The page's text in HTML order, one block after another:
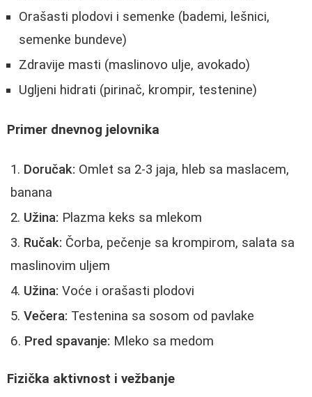
Orašasti plodovi i semenke (bademi, lešnici,
semenke bundeve)
Zdravije masti (maslinovo ulje, avokado)
Ugljeni hidrati (pirinač, krompir, testenine)
Primer dnevnog jelovnika
Doručak: Omlet sa 2-3 jaja, hleb sa maslacem,
banana
Užina: Plazma keks sa mlekom
Ručak: Čorba, pečenje sa krompirom, salata sa
maslinovim uljem
Užina: Voće i orašasti plodovi
Večera: Testenina sa sosom od pavlake
Pred spavanje: Mleko sa medom
Fizička aktivnost i vežbanje